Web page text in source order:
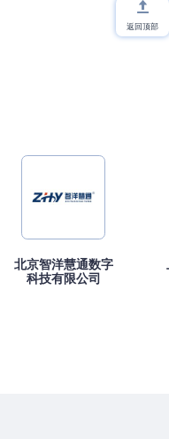
北京智洋慧通数字
科技有限公司
返回顶部